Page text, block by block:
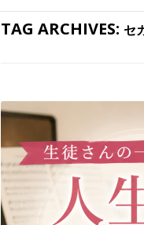
TAG ARCHIVES: セ